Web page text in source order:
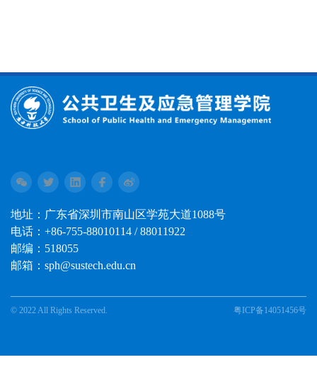
地址：广东省深圳市南山区学苑大道1088号
电话：+86-755-88010114 / 88011922
邮编：518055
邮箱：sph@sustech.edu.cn
© 2022 All Rights Reserved. 粤ICP备14051456号